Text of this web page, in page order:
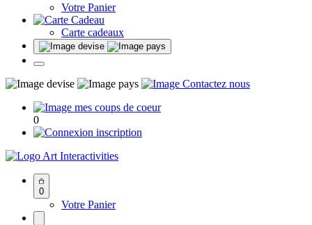
Votre Panier
Carte cadeaux
0
Art Interactivities
0
Votre Panier